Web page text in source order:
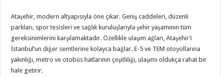
Ataşehir, modern altyapısıyla öne çıkar. Geniş caddeleri, düzenli
parkları, spor tesisleri ve sağlık kuruluşlarıyla şehir yaşamının tüm
gereksinimlerini karşılamaktadır. Özellikle ulaşım ağları, Ataşehir’i
İstanbul’un diğer semtlerine kolayca bağlar. E-5 ve TEM otoyollarına
yakınlığı, metro ve otobüs hatlarının çeşitliliği, ulaşımı oldukça rahat bir
hale getirir.